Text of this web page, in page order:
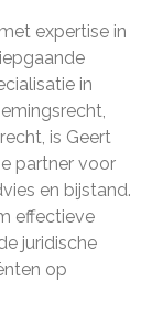
expertise in
in
is Geert
partner voor
en bijstand.
effectieve
juridische
op